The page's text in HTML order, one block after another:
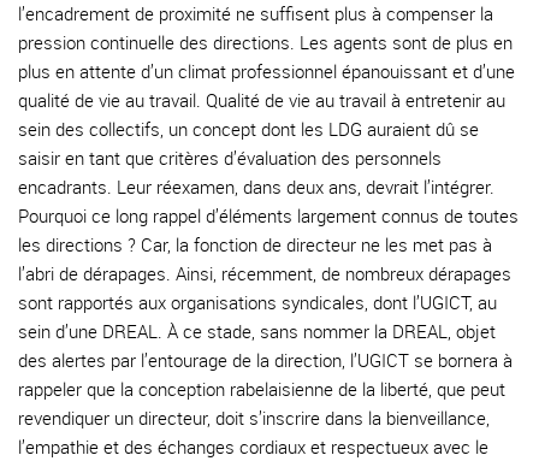
l’encadrement de proximité ne suffisent plus à compenser la
pression continuelle des directions. Les agents sont de plus en
plus en attente d’un climat professionnel épanouissant et d’une
qualité de vie au travail. Qualité de vie au travail à entretenir au
sein des collectifs, un concept dont les LDG auraient dû se
saisir en tant que critères d’évaluation des personnels
encadrants. Leur réexamen, dans deux ans, devrait l’intégrer.
Pourquoi ce long rappel d’éléments largement connus de toutes
les directions ? Car, la fonction de directeur ne les met pas à
l’abri de dérapages. Ainsi, récemment, de nombreux dérapages
sont rapportés aux organisations syndicales, dont l’UGICT, au
sein d’une DREAL. À ce stade, sans nommer la DREAL, objet
des alertes par l’entourage de la direction, l’UGICT se bornera à
rappeler que la conception rabelaisienne de la liberté, que peut
revendiquer un directeur, doit s’inscrire dans la bienveillance,
l’empathie et des échanges cordiaux et respectueux avec le